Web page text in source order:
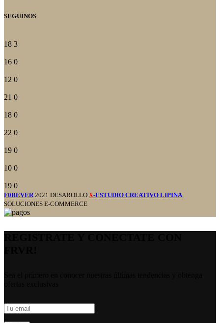
SEGUINOS
18 3
16 0
12 0
21 0
18 0
22 0
19 0
10 0
19 0
F0REVER 2021 DESAROLLO X-ESTUDIO CREATIVO LIPINA
SOLUCIONES E-COMMERCE